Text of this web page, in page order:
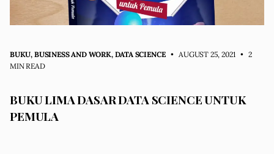
BUKU, BUSINESS AND WORK, DATA SCIENCE • AUGUST 25, 2021 • 2
MIN READ
BUKU LIMA DASAR DATA SCIENCE UNTUK
PEMULA